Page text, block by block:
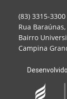
(83) 3315-3300
Rua Baraúnas,
Bairro
Campina